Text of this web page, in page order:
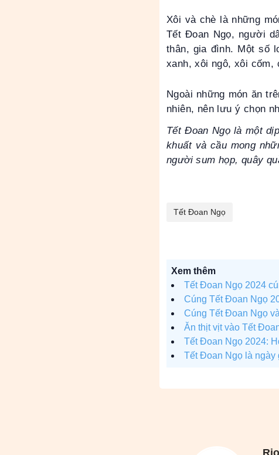
Xôi và chè là những
Tết Đoan Ngọ, người
thân, gia đình. Một số
xanh, xôi ngô, xôi cốm,
Ngoài những món ăn
nhiên, nên lưu ý chọn
Tết Đoan Ngọ là một
khuất và cầu mong
người sum họp, quây
Tết Đoan Ngọ
Xem thêm
Tết Đoan Ngọ 2024
Cúng Tết Đoan Ngọ
Cúng Tết Đoan Ngọ
Ăn thịt vịt vào Tết
Tết Đoan Ngọ 2024:
Tết Đoan Ngọ là ngày